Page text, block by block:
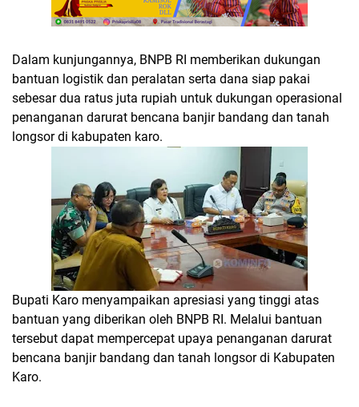
Dalam kunjungannya, BNPB RI memberikan dukungan
bantuan logistik dan peralatan serta dana siap pakai
sebesar dua ratus juta rupiah untuk dukungan operasional
penanganan darurat bencana banjir bandang dan tanah
longsor di kabupaten karo.
Bupati Karo menyampaikan apresiasi yang tinggi atas
bantuan yang diberikan oleh BNPB RI. Melalui bantuan
tersebut dapat mempercepat upaya penanganan darurat
bencana banjir bandang dan tanah longsor di Kabupaten
Karo.